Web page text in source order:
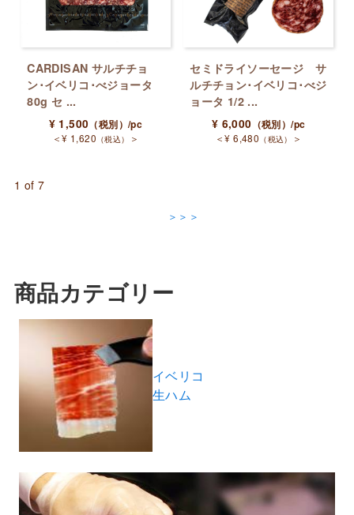
CARDISAN サルチチョ
ン･イベリコ･べジョータ
80g セ ...
¥ 1,500 （税別）/pc
＜¥ 1,620 （税込） ＞
セミドライソーセージ サ
ルチチョン･イベリコ･べジ
ョータ 1/2 ...
¥ 6,000 （税別）/pc
＜¥ 6,480 （税込） ＞
1 of 7
＞＞＞
商品カテゴリー
イベリコ
生ハム